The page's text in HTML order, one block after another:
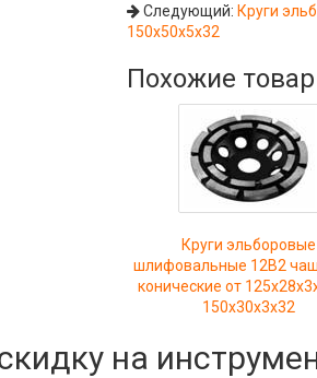
Следующий: Круги
150х50х5х32
Похожие
Круги эльборовые
шлифовальные 12B2
конические от
150х30х3х32
на